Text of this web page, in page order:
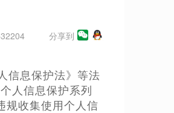
分享到
信息保护法》等法
人信息保护系列
规收集使用个人信